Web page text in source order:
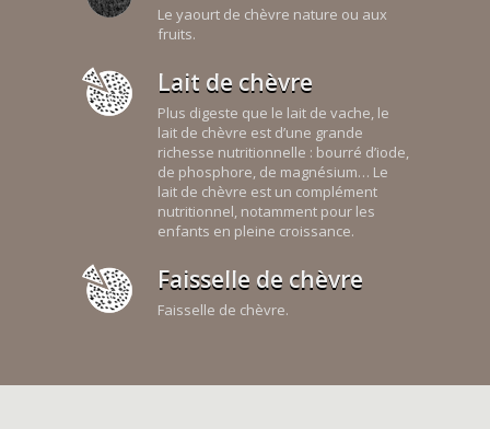
Le yaourt de chèvre nature ou aux
fruits.
Lait de chèvre
Plus digeste que le lait de vache, le
lait de chèvre est d’une grande
richesse nutritionnelle : bourré d’iode,
de phosphore, de magnésium… Le
lait de chèvre est un complément
nutritionnel, notamment pour les
enfants en pleine croissance.
Faisselle de chèvre
Faisselle de chèvre.